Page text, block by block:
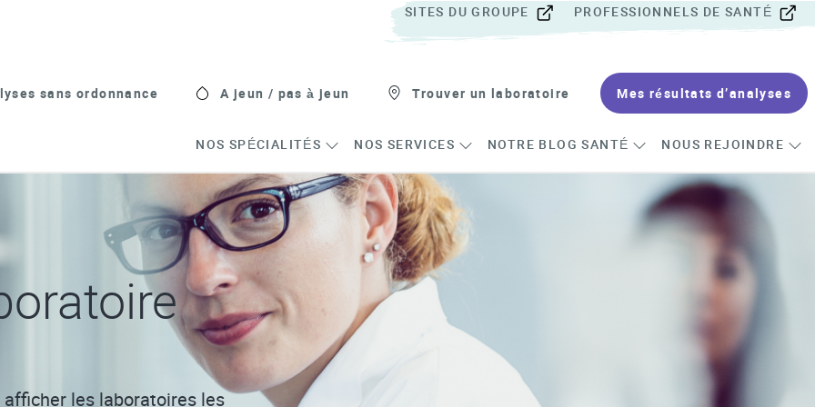
SITES DU GROUPE PROFESSIONNELS DE SANTÉ
sans ordonnance A jeun / pas à jeun Trouver un laboratoire Mes résultats d’analyses
NOS SPÉCIALITÉS NOS SERVICES NOTRE BLOG SANTÉ NOUS REJOINDRE
les laboratoires les